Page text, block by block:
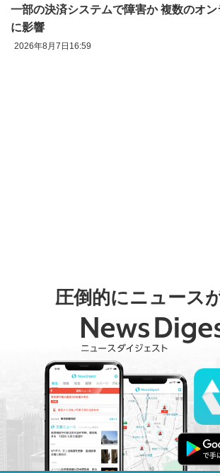
一部の決済システムで障害か 複数のオ
に影響
2026年8月7日16:59
圧倒的にニュース